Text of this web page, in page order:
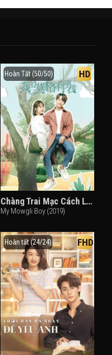
Hoàn Tất (50/50) HD
Chàng Trai Mạc Cách Ly Của Tôi ( Chàng Trai Mowgli Của Tôi )
My Mowgli Boy (2019)
Hoàn tất (24/24) FHD